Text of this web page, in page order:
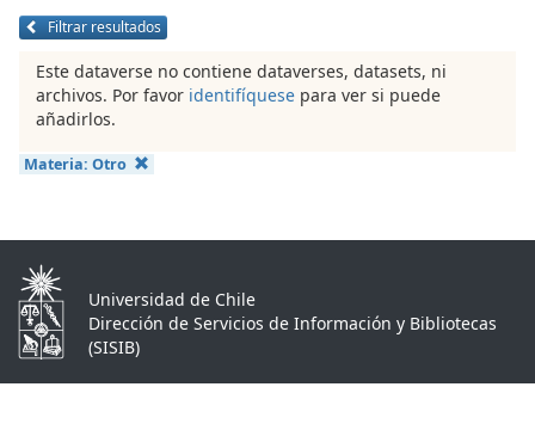
Filtrar resultados
Este dataverse no contiene dataverses, datasets, ni
archivos. Por favor identifíquese para ver si puede
añadirlos.
Materia: Otro
Universidad de Chile
Dirección de Servicios de Información y Bibliotecas
(SISIB)